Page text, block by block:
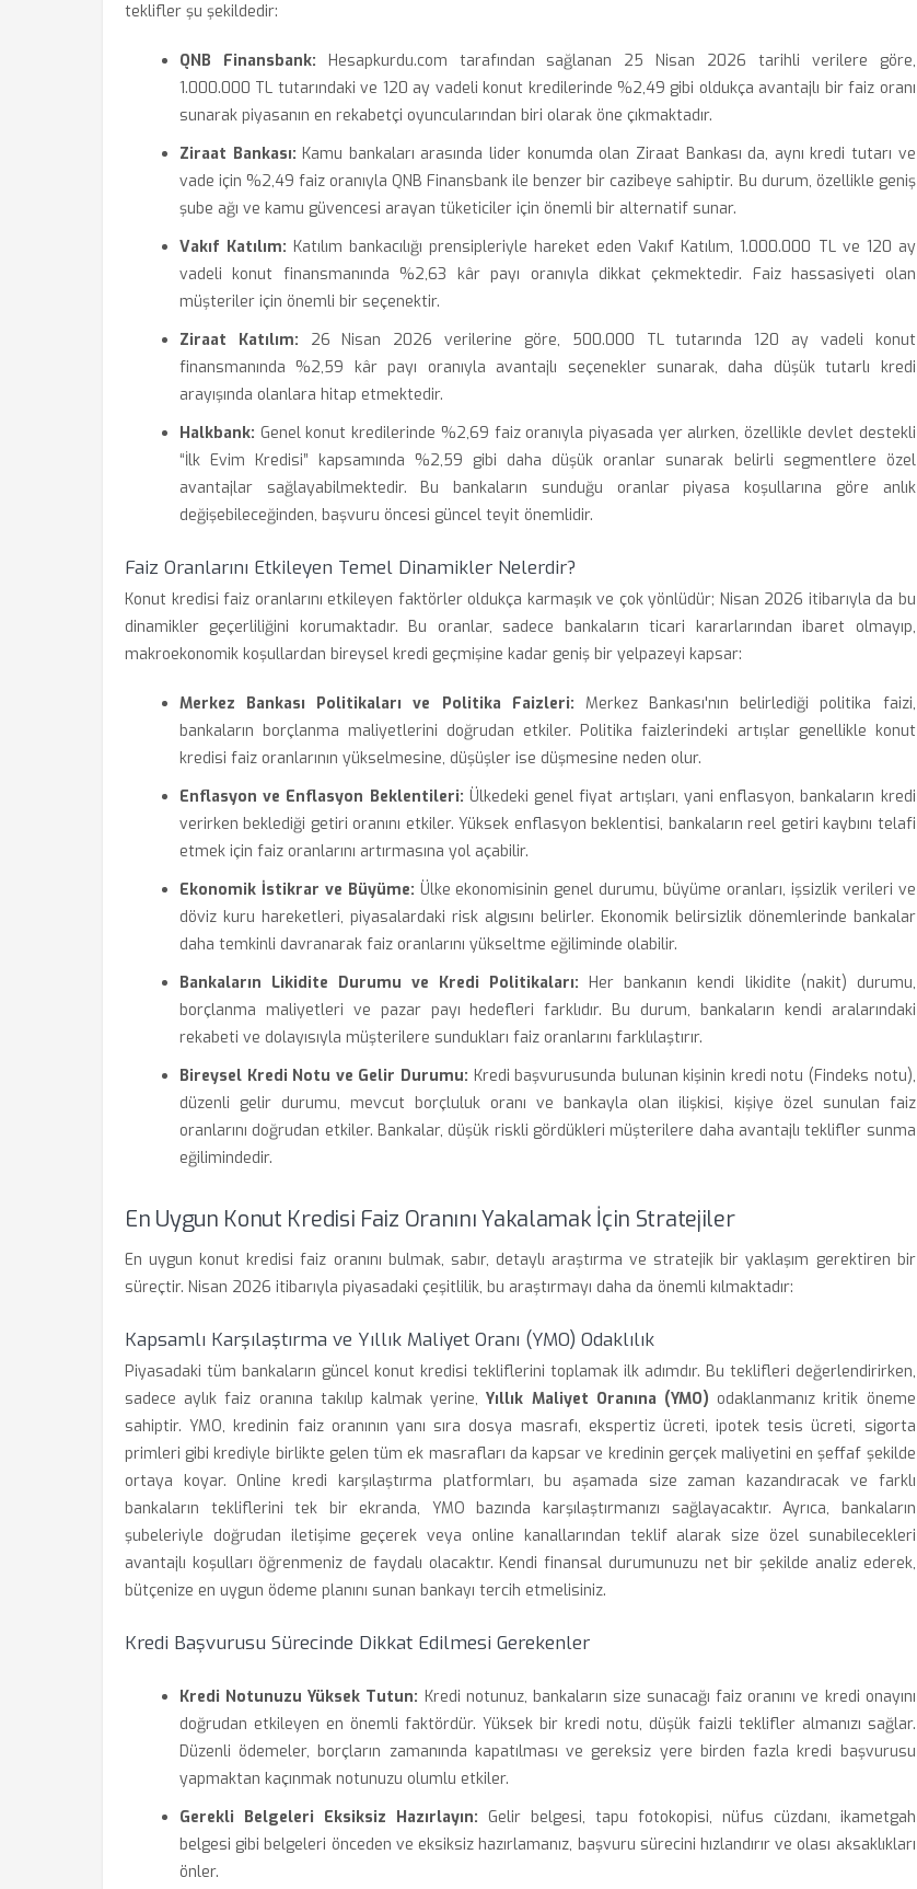
teklifler şu şekildedir:
QNB Finansbank: Hesapkurdu.com tarafından sağlanan 25 Nisan 2026 tarihli verilere göre,
1.000.000 TL tutarındaki ve 120 ay vadeli konut kredilerinde %2,49 gibi oldukça avantajlı bir faiz oranı
sunarak piyasanın en rekabetçi oyuncularından biri olarak öne çıkmaktadır.
Ziraat Bankası: Kamu bankaları arasında lider konumda olan Ziraat Bankası da, aynı kredi tutarı ve
vade için %2,49 faiz oranıyla QNB Finansbank ile benzer bir cazibeye sahiptir. Bu durum, özellikle geniş
şube ağı ve kamu güvencesi arayan tüketiciler için önemli bir alternatif sunar.
Vakıf Katılım: Katılım bankacılığı prensipleriyle hareket eden Vakıf Katılım, 1.000.000 TL ve 120 ay
vadeli konut finansmanında %2,63 kâr payı oranıyla dikkat çekmektedir. Faiz hassasiyeti olan
müşteriler için önemli bir seçenektir.
Ziraat Katılım: 26 Nisan 2026 verilerine göre, 500.000 TL tutarında 120 ay vadeli konut
finansmanında %2,59 kâr payı oranıyla avantajlı seçenekler sunarak, daha düşük tutarlı kredi
arayışında olanlara hitap etmektedir.
Halkbank: Genel konut kredilerinde %2,69 faiz oranıyla piyasada yer alırken, özellikle devlet destekli
“İlk Evim Kredisi” kapsamında %2,59 gibi daha düşük oranlar sunarak belirli segmentlere özel
avantajlar sağlayabilmektedir. Bu bankaların sunduğu oranlar piyasa koşullarına göre anlık
değişebileceğinden, başvuru öncesi güncel teyit önemlidir.
Faiz Oranlarını Etkileyen Temel Dinamikler Nelerdir?
Konut kredisi faiz oranlarını etkileyen faktörler oldukça karmaşık ve çok yönlüdür; Nisan 2026 itibarıyla da bu
dinamikler geçerliliğini korumaktadır. Bu oranlar, sadece bankaların ticari kararlarından ibaret olmayıp,
makroekonomik koşullardan bireysel kredi geçmişine kadar geniş bir yelpazeyi kapsar:
Merkez Bankası Politikaları ve Politika Faizleri: Merkez Bankası'nın belirlediği politika faizi,
bankaların borçlanma maliyetlerini doğrudan etkiler. Politika faizlerindeki artışlar genellikle konut
kredisi faiz oranlarının yükselmesine, düşüşler ise düşmesine neden olur.
Enflasyon ve Enflasyon Beklentileri: Ülkedeki genel fiyat artışları, yani enflasyon, bankaların kredi
verirken beklediği getiri oranını etkiler. Yüksek enflasyon beklentisi, bankaların reel getiri kaybını telafi
etmek için faiz oranlarını artırmasına yol açabilir.
Ekonomik İstikrar ve Büyüme: Ülke ekonomisinin genel durumu, büyüme oranları, işsizlik verileri ve
döviz kuru hareketleri, piyasalardaki risk algısını belirler. Ekonomik belirsizlik dönemlerinde bankalar
daha temkinli davranarak faiz oranlarını yükseltme eğiliminde olabilir.
Bankaların Likidite Durumu ve Kredi Politikaları: Her bankanın kendi likidite (nakit) durumu,
borçlanma maliyetleri ve pazar payı hedefleri farklıdır. Bu durum, bankaların kendi aralarındaki
rekabeti ve dolayısıyla müşterilere sundukları faiz oranlarını farklılaştırır.
Bireysel Kredi Notu ve Gelir Durumu: Kredi başvurusunda bulunan kişinin kredi notu (Findeks notu),
düzenli gelir durumu, mevcut borçluluk oranı ve bankayla olan ilişkisi, kişiye özel sunulan faiz
oranlarını doğrudan etkiler. Bankalar, düşük riskli gördükleri müşterilere daha avantajlı teklifler sunma
eğilimindedir.
En Uygun Konut Kredisi Faiz Oranını Yakalamak İçin Stratejiler
En uygun konut kredisi faiz oranını bulmak, sabır, detaylı araştırma ve stratejik bir yaklaşım gerektiren bir
süreçtir. Nisan 2026 itibarıyla piyasadaki çeşitlilik, bu araştırmayı daha da önemli kılmaktadır:
Kapsamlı Karşılaştırma ve Yıllık Maliyet Oranı (YMO) Odaklılık
Piyasadaki tüm bankaların güncel konut kredisi tekliflerini toplamak ilk adımdır. Bu teklifleri değerlendirirken,
sadece aylık faiz oranına takılıp kalmak yerine,Yıllık Maliyet Oranına (YMO) odaklanmanız kritik öneme
sahiptir. YMO, kredinin faiz oranının yanı sıra dosya masrafı, ekspertiz ücreti, ipotek tesis ücreti, sigorta
primleri gibi krediyle birlikte gelen tüm ek masrafları da kapsar ve kredinin gerçek maliyetini en şeffaf şekilde
ortaya koyar. Online kredi karşılaştırma platformları, bu aşamada size zaman kazandıracak ve farklı
bankaların tekliflerini tek bir ekranda, YMO bazında karşılaştırmanızı sağlayacaktır. Ayrıca, bankaların
şubeleriyle doğrudan iletişime geçerek veya online kanallarından teklif alarak size özel sunabilecekleri
avantajlı koşulları öğrenmeniz de faydalı olacaktır. Kendi finansal durumunuzu net bir şekilde analiz ederek,
bütçenize en uygun ödeme planını sunan bankayı tercih etmelisiniz.
Kredi Başvurusu Sürecinde Dikkat Edilmesi Gerekenler
Kredi Notunuzu Yüksek Tutun: Kredi notunuz, bankaların size sunacağı faiz oranını ve kredi onayını
doğrudan etkileyen en önemli faktördür. Yüksek bir kredi notu, düşük faizli teklifler almanızı sağlar.
Düzenli ödemeler, borçların zamanında kapatılması ve gereksiz yere birden fazla kredi başvurusu
yapmaktan kaçınmak notunuzu olumlu etkiler.
Gerekli Belgeleri Eksiksiz Hazırlayın: Gelir belgesi, tapu fotokopisi, nüfus cüzdanı, ikametgah
belgesi gibi belgeleri önceden ve eksiksiz hazırlamanız, başvuru sürecini hızlandırır ve olası aksaklıkları
önler.